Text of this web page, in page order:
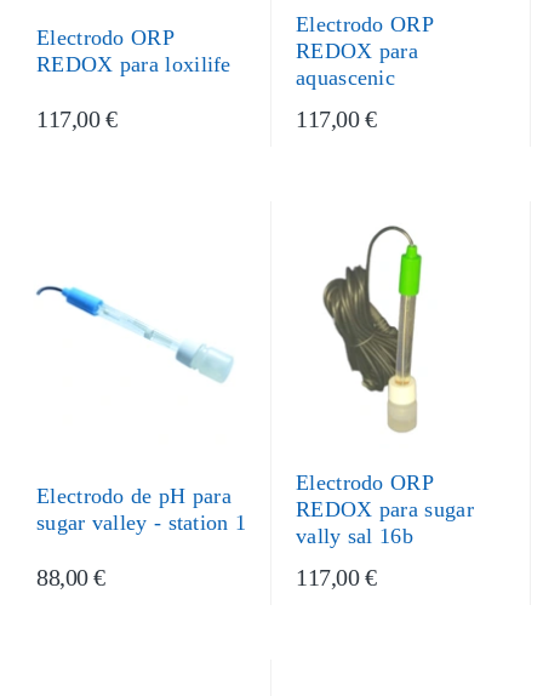
Electrodo ORP
REDOX para loxilife
117,00 €
Electrodo ORP
REDOX para
aquascenic
117,00 €
Electrodo de pH para
sugar valley - station 1
88,00 €
Electrodo ORP
REDOX para sugar
vally sal 16b
117,00 €